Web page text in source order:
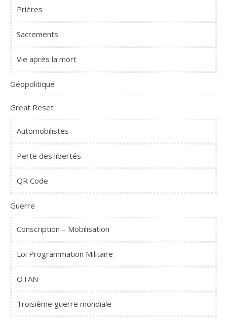
Prières
Sacrements
Vie après la mort
Géopolitique
Great Reset
Automobilistes
Perte des libertés
QR Code
Guerre
Conscription – Mobilisation
Loi Programmation Militaire
OTAN
Troisième guerre mondiale